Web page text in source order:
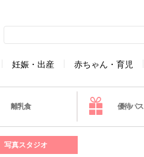
妊娠・出産 赤ちゃん・育児
離乳食 優待パス
写真スタジオ